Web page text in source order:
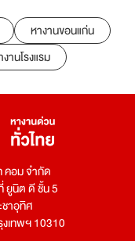
หางานขอนแก่น
านโรงแรม
คอม จำกัด
ยูนิต ดี ชั้น 5
าอุทิศ
งเทพฯ 10310